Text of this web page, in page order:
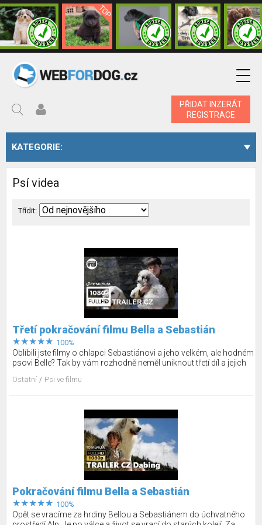
PŘIDAT INZERÁT
REGISTRACE
KATEGORIE:
Psí videa
Třídit:
Třetí pokračování filmu Bella a Sebastián
100%
Oblíbili jste filmy o chlapci Sebastiánovi a jeho velkém, ale hodném
psovi Belle? Tak by vám rozhodně neměl uniknout třetí díl a jejich
Ostatní Psi ve filmu
Pokračování filmu Bella a Sebastián
100%
Opět se vracíme za hrdiny Bellou a Sebastiánem do úchvatného